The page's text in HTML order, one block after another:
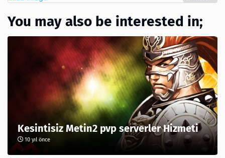
You may also be interested in;
Kesintisiz Metin2 pvp serverler Hizmeti
10 yıl önce